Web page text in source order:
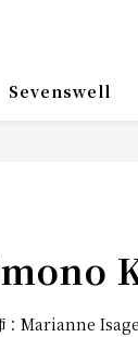
Sevenswell
：Marianne